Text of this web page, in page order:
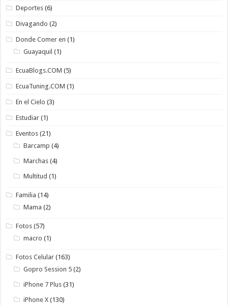
Deportes (6)
Divagando (2)
Donde Comer en (1)
Guayaquil (1)
EcuaBlogs.COM (5)
EcuaTuning.COM (1)
En el Cielo (3)
Estudiar (1)
Eventos (21)
Barcamp (4)
Marchas (4)
Multitud (1)
Familia (14)
Mama (2)
Fotos (57)
macro (1)
Fotos Celular (163)
Gopro Session 5 (2)
iPhone 7 Plus (31)
iPhone X (130)